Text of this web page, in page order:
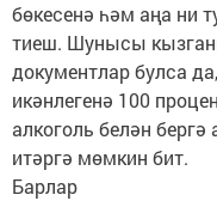
бөкесенә һәм аңа ни
тиеш. Шунысы
документлар булса
икәнлегенә 100
алкоголь белән
итәргә мөмкин бит.
Барлар